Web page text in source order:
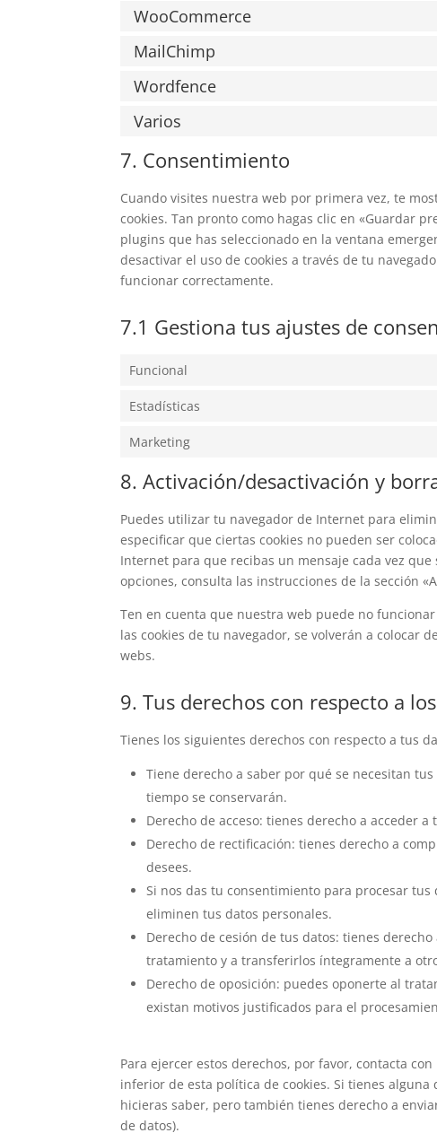
WooCommerce
MailChimp
Wordfence
Varios
7. Consentimiento
Cuando visites nuestra web por primera vez, te
cookies. Tan pronto como hagas clic en «Guardar
plugins que has seleccionado en la ventana
desactivar el uso de cookies a través de tu
funcionar correctamente.
7.1 Gestiona tus ajustes de
Funcional
Estadísticas
Marketing
8. Activación/desactivación y
Puedes utilizar tu navegador de Internet para
especificar que ciertas cookies no pueden ser
Internet para que recibas un mensaje cada vez
opciones, consulta las instrucciones de la sección
Ten en cuenta que nuestra web puede no
las cookies de tu navegador, se volverán a colocar
webs.
9. Tus derechos con respecto a
Tienes los siguientes derechos con respecto a tus
Tiene derecho a saber por qué se necesitan
tiempo se conservarán.
Derecho de acceso: tienes derecho a acceder
Derecho de rectificación: tienes derecho a
desees.
Si nos das tu consentimiento para procesar
eliminen tus datos personales.
Derecho de cesión de tus datos: tienes
tratamiento y a transferirlos íntegramente a
Derecho de oposición: puedes oponerte al
existan motivos justificados para el
Para ejercer estos derechos, por favor, contacta
inferior de esta política de cookies. Si tienes
hicieras saber, pero también tienes derecho a
de datos).